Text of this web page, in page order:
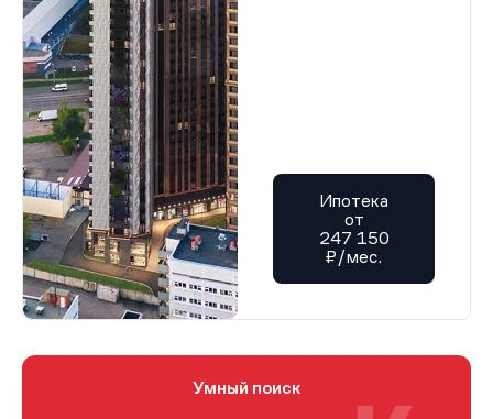
Ипотека
от
247 150
₽/мес.
Умный поиск